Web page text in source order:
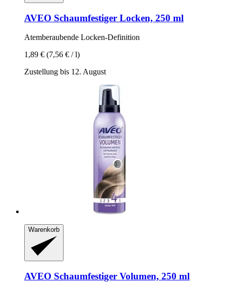
AVEO Schaumfestiger Locken, 250 ml
Atemberaubende Locken-​Definition
1,89 € (7,56 € / l)
Zustellung bis 12. August
Warenkorb
AVEO Schaumfestiger Volumen, 250 ml